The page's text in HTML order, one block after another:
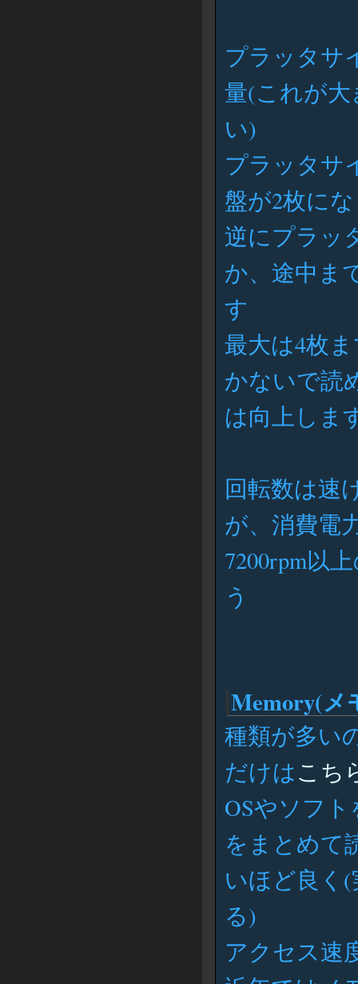
プラッタサ
量(これが
い)
プラッタサ
盤が2枚に
逆にプラッ
か、途中ま
す
最大は4枚
かないで読
は向上しま
回転数は速
が、消費電
7200rpm以
う
Memory(メ
種類が多い
だけはこち
OSやソフ
をまとめて
いほど良く
る)
アクセス速